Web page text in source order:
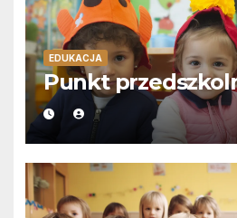
EDUKACJA
Punkt